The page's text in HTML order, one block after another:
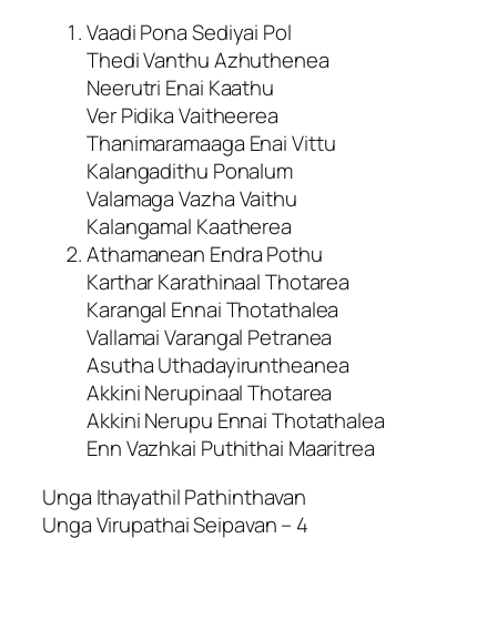
Vaadi Pona Sediyai Pol
Thedi Vanthu Azhuthenea
Neerutri Enai Kaathu
Ver Pidika Vaitheerea
Thanimaramaaga Enai Vittu
Kalangadithu Ponalum
Valamaga Vazha Vaithu
Kalangamal Kaatherea
Athamanean Endra Pothu
Karthar Karathinaal Thotarea
Karangal Ennai Thotathalea
Vallamai Varangal Petranea
Asutha Uthadayiruntheanea
Akkini Nerupinaal Thotarea
Akkini Nerupu Ennai Thotathalea
Enn Vazhkai Puthithai Maaritrea
Unga Ithayathil Pathinthavan
Unga Virupathai Seipavan – 4